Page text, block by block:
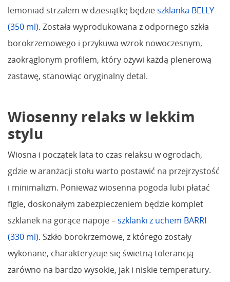
lemoniad strzałem w dziesiątkę będzieszklanka BELLY
(350 ml). Została wyprodukowana z odpornego szkła
borokrzemowego i przykuwa wzrok nowoczesnym,
zaokrąglonym profilem, który ożywi każdą plenerową
zastawę, stanowiąc oryginalny detal.
Wiosenny relaks w lekkim
stylu
Wiosna i początek lata to czas relaksu w ogrodach,
gdzie w aranżacji stołu warto postawić na przejrzystość
i minimalizm. Ponieważ wiosenna pogoda lubi płatać
figle, doskonałym zabezpieczeniem będzie komplet
szklanek na gorące napoje –szklanki z uchem BARRI
(330 ml). Szkło borokrzemowe, z którego zostały
wykonane, charakteryzuje się świetną tolerancją
zarówno na bardzo wysokie, jak i niskie temperatury.